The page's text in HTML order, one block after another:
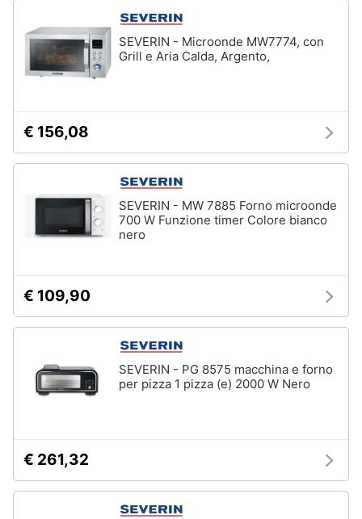
SEVERIN - Microonde MW7774, con
Grill e Aria Calda, Argento,
€ 156,08
SEVERIN - MW 7885 Forno microonde
700 W Funzione timer Colore bianco
nero
€ 109,90
SEVERIN - PG 8575 macchina e forno
per pizza 1 pizza (e) 2000 W Nero
€ 261,32